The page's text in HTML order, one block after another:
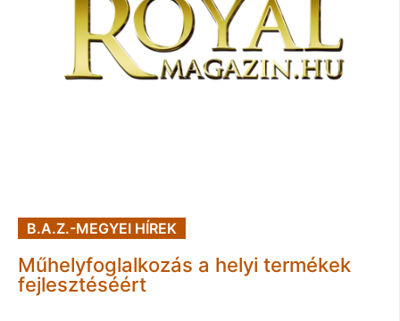
B.A.Z.-MEGYEI HÍREK
Műhelyfoglalkozás a helyi termékek
fejlesztéséért